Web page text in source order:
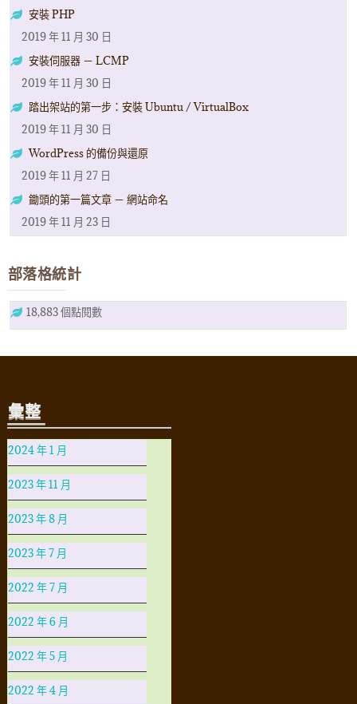
安裝 PHP
2019 年 11 月 30 日
安裝伺服器 － LCMP
2019 年 11 月 30 日
踏出架站的第一步：安裝 Ubuntu / VirtualBox
2019 年 11 月 30 日
WordPress 的備份與還原
2019 年 11 月 27 日
鋤頭的第一篇文章 － 網站命名
2019 年 11 月 23 日
部落格統計
18,883 個點閱數
彙整
2024 年 1 月
2023 年 11 月
2023 年 8 月
2023 年 7 月
2022 年 7 月
2022 年 6 月
2022 年 5 月
2022 年 4 月